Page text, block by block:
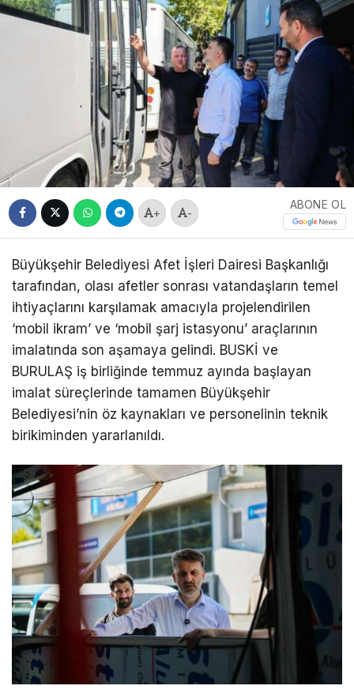
+ -
ABONE OL
Büyükşehir Belediyesi Afet İşleri Dairesi Başkanlığı
tarafından, olası afetler sonrası vatandaşların temel
ihtiyaçlarını karşılamak amacıyla projelendirilen
‘mobil ikram’ ve ‘mobil şarj istasyonu’ araçlarının
imalatında son aşamaya gelindi. BUSKİ ve
BURULAŞ iş birliğinde temmuz ayında başlayan
imalat süreçlerinde tamamen Büyükşehir
Belediyesi’nin öz kaynakları ve personelinin teknik
birikiminden yararlanıldı.